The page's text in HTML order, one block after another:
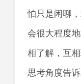
怕只是闲聊
会很大程度
相了解，互
思考角度告